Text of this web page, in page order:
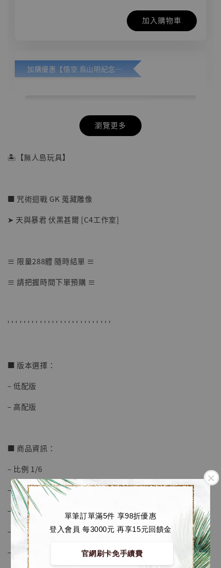
單筆訂單滿5件 享98折優惠
登入會員 每3000元 再享15元回饋金
官網刷卡免手續費
加入購物車
加購優惠【悟空 鳥山明紀念款 [奇蹟工作室]】
【店內現貨】七龍珠 系列蒐藏雕像 悟空 鳥山
NT$ 5,580
瀏覽更多
🏝【無人島玩具】
■ 咒術迴戰 GK 蒐藏雕像
➤ 天與暴君 伏黑甚爾 [C4工作室]
≡ 限量288體 隨時結單 ≡
≡ 請把握時間下單預購 ≡
' ' ' ' ' ' ' ' ' ' ' ' ' ' ' ' ' ' ' ' ' ' ' ' ' '
■ 版本選擇：
– 低配版
– 高配版
■ 商品資訊：
– 比例 1/6
– 低配版尺寸約 高32.5 寬20.4 深20.4 cm
– 高配版尺寸約 高37.5 寬20.4 深24 cm
– 材質為 PU, 樹脂
– 附銘牌